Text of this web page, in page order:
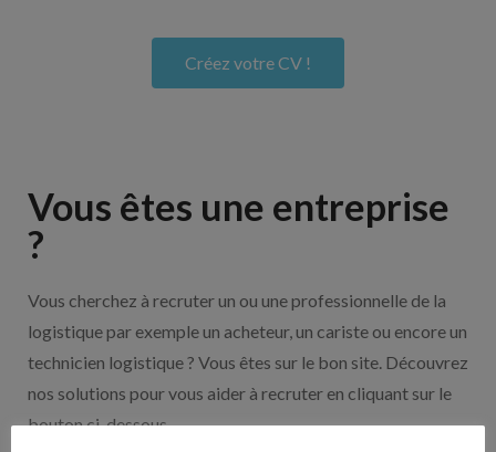
Créez votre CV !
Vous êtes une entreprise
?
Vous cherchez à recruter un ou une professionnelle de la
logistique par exemple un acheteur, un cariste ou encore un
technicien logistique ? Vous êtes sur le bon site. Découvrez
nos solutions pour vous aider à recruter en cliquant sur le
bouton ci-dessous.